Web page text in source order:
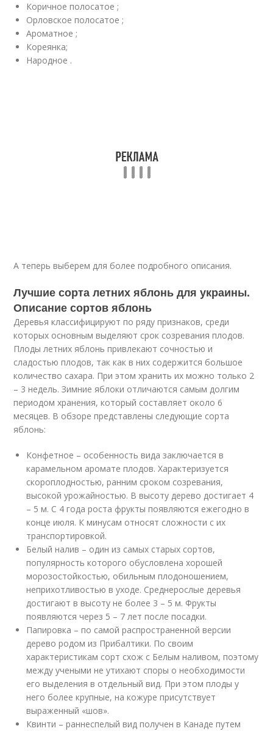
Коричное полосатое ;
Орловское полосатое ;
Ароматное ;
Кореянка;
Народное .
А теперь выберем для более подробного описания.
Лучшие сорта летних яблонь для украины.
Описание сортов яблонь
Деревья классифицируют по ряду признаков, среди
которых основным выделяют срок созревания плодов.
Плоды летних яблонь привлекают сочностью и
сладостью плодов, так как в них содержится большое
количество сахара. При этом хранить их можно только 2
– 3 недель. Зимние яблоки отличаются самым долгим
периодом хранения, который составляет около 6
месяцев. В обзоре представлены следующие сорта
яблонь:
Конфетное – особенность вида заключается в
карамельном аромате плодов. Характеризуется
скороплодностью, ранним сроком созревания,
высокой урожайностью. В высоту дерево достигает 4
– 5 м. С 4 года роста фрукты появляются ежегодно в
конце июля. К минусам относят сложности с их
транспортировкой.
Белый налив – один из самых старых сортов,
популярность которого обусловлена хорошей
морозостойкостью, обильным плодоношением,
неприхотливостью в уходе. Среднерослые деревья
достигают в высоту не более 3 – 5 м. Фрукты
появляются через 5 – 7 лет после посадки.
Папировка – по самой распространенной версии
дерево родом из Прибалтики. По своим
характеристикам сорт схож с Белым наливом, поэтому
между учеными не утихают споры о необходимости
его выделения в отдельный вид. При этом плоды у
него более крупные, на кожуре присутствует
выраженный «шов».
Квинти – раннеспелый вид получен в Канаде путем